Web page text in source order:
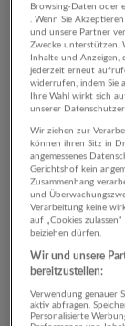
Site
Browsing-Daten oder
. Wenn Sie
und unsere Partner
Zwecke unterstützen.
Inhalte und Anzeigen,
jederzeit erneut
widerrufen, indem Sie
Ihre Wahl wirkt sich
unserer
Wir ziehen zur
können ihren Sitz in
angemessenes
Gerichtshof kein
Zusammenhang
und
Verarbeitung keine
auf „Cookies
beiziehen dürfen.
Wir und unsere
bereitzustellen:
Verwendung genauer
aktiv abfragen.
Personalisierte